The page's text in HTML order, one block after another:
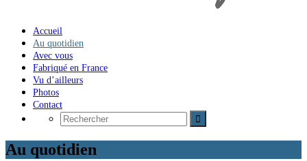
Accueil
Au quotidien
Avec vous
Fabriqué en France
Vu d’ailleurs
Photos
Contact
Au quotidien